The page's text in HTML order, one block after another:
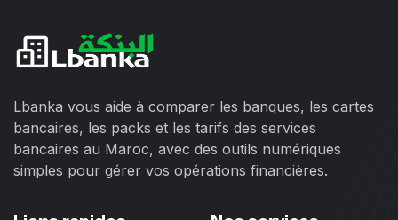
Lbanka vous aide à comparer les banques, les cartes
bancaires, les packs et les tarifs des services
bancaires au Maroc, avec des outils numériques
simples pour gérer vos opérations financières.